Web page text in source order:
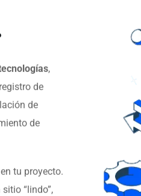
de
de
de
tu proyecto.
“lindo”,